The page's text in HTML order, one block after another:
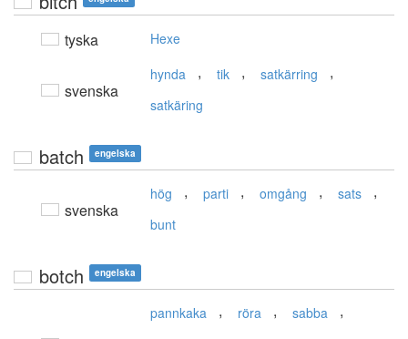
tyska Hexe
svenska
hynda , tik , satkärring ,
satkäring
batch engelska
svenska
hög , parti , omgång , sats ,
bunt
botch engelska
pannkaka , röra , sabba ,